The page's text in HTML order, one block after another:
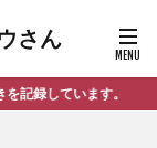
録しています。